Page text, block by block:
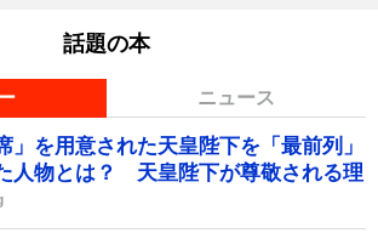
話題の本
ニュース
」を用意された天皇陛下を「最前列」
人物とは？ 天皇陛下が尊敬される理